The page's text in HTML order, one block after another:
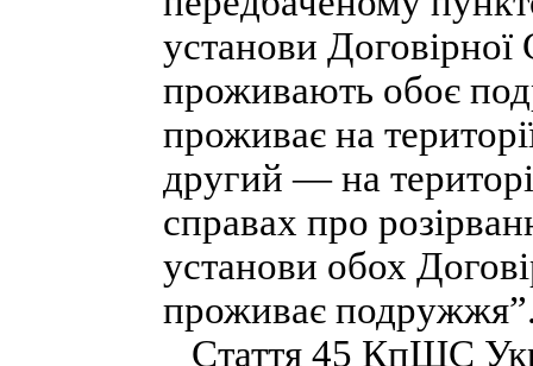
установи Договірної
проживають обоє
проживає на
другий — на
справах про
установи обох
проживає
Стаття 45 КпШС